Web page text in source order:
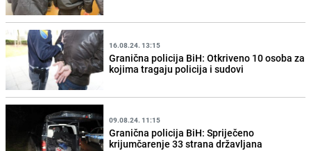
16.08.24. 13:15
Granična policija BiH: Otkriveno 10 osoba za
kojima tragaju policija i sudovi
09.08.24. 11:15
Granična policija BiH: Spriječeno
krijumčarenje 33 strana državljana